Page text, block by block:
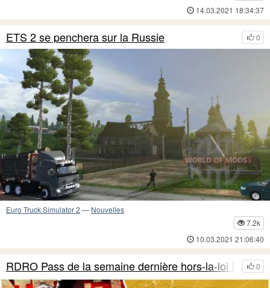
14.03.2021 18:34:37
0
ETS 2 se penchera sur la Russie
Euro Truck Simulator 2 — Nouvelles
7.2k
10.03.2021 21:06:40
0
RDRO Pass de la semaine dernière hors-la-loi N4